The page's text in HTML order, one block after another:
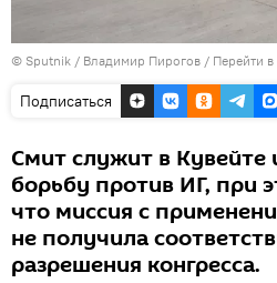
© Sputnik / Владимир Пирогов / Перейти
Подписаться
Смит служит в
борьбу против ИГ, при
что миссия с
не получила
разрешения конгресса.